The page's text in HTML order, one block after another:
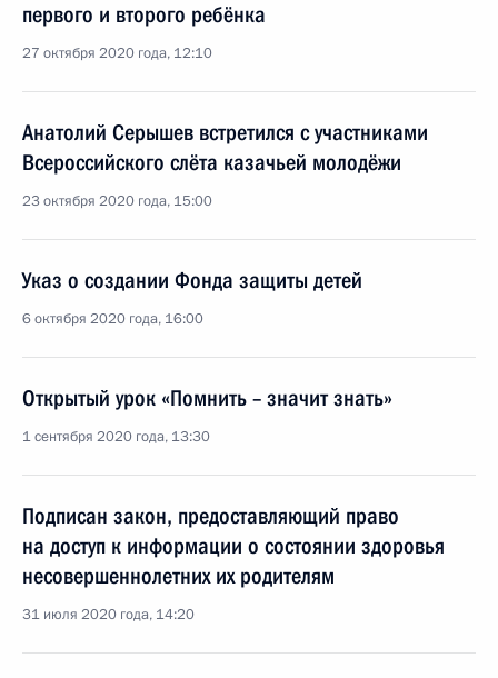
первого и второго ребёнка
27 октября 2020 года, 12:10
Анатолий Серышев встретился с участниками
Всероссийского слёта казачьей молодёжи
23 октября 2020 года, 15:00
Указ о создании Фонда защиты детей
6 октября 2020 года, 16:00
Открытый урок «Помнить – значит знать»
1 сентября 2020 года, 13:30
Подписан закон, предоставляющий право
на доступ к информации о состоянии здоровья
несовершеннолетних их родителям
31 июля 2020 года, 14:20